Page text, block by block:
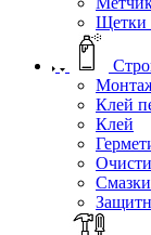
Щетки
Клей
Клей
Смазки